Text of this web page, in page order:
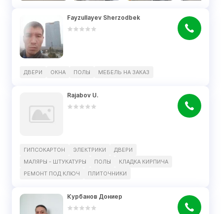
Fayzullayev Sherzodbek
ДВЕРИ ОКНА ПОЛЫ МЕБЕЛЬ НА ЗАКАЗ
Rajabov U.
ГИПСОКАРТОН ЭЛЕКТРИКИ
ДВЕРИ
МАЛЯРЫ - ШТУКАТУРЫ
ПОЛЫ
КЛАДКА КИРПИЧА
РЕМОНТ ПОД КЛЮЧ
ПЛИТОЧНИКИ
Курбанов Дониер